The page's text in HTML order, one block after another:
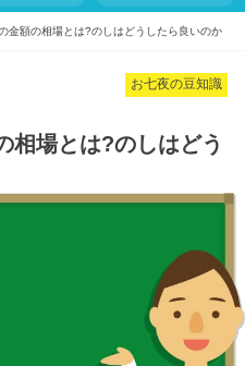
金額の相場とは?のしはどうしたら良いのか
お七夜の豆知識
相場とは?のしはどう